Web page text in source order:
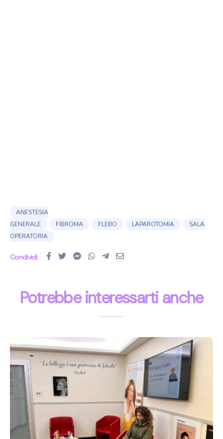
ANESTESIA
GENERALE
FIBROMA FLEBO LAPAROTOMIA
SALA
OPERATORIA
Condividi:
Potrebbe interessarti anche